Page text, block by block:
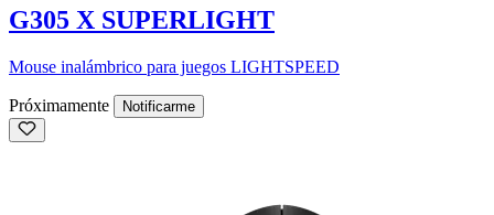
G305 X SUPERLIGHT
Mouse inalámbrico para juegos LIGHTSPEED
Próximamente Notificarme